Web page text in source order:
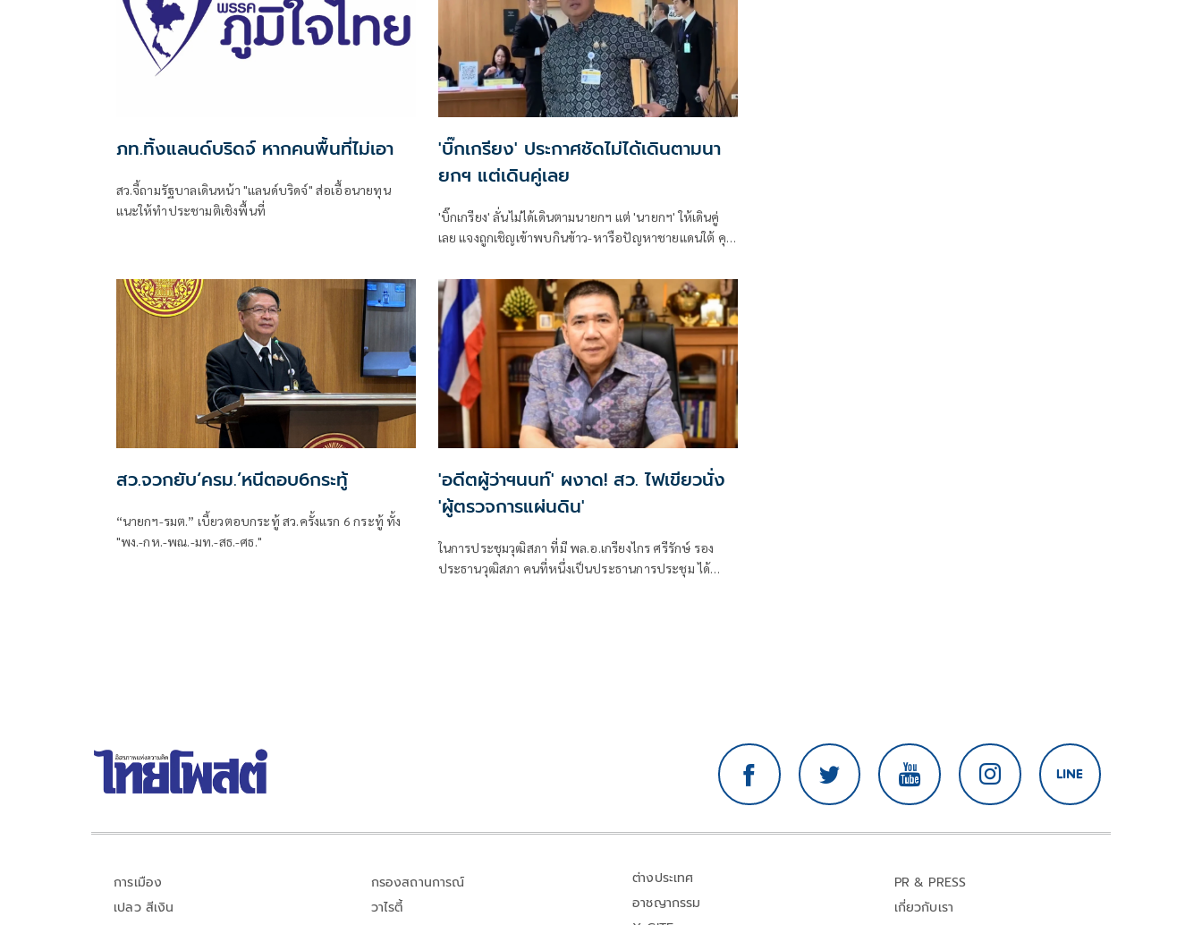
ภท.ทิ้งแลนด์บริดจ์ หากคนพื้นที่ไม่เอา
สว.จี้ถามรัฐบาลเดินหน้า "แลนด์บริดจ์" ส่อเอื้อนายทุน
แนะให้ทำประชามติเชิงพื้นที่
'บิ๊กเกรียง' ประกาศชัดไม่ได้เดินตามนา
ยกฯ แต่เดินคู่เลย
'บิ๊กเกรียง' ลั่นไม่ได้เดินตามนายกฯ แต่ 'นายกฯ' ให้เดินคู่
เลย แจงถูกเชิญเข้าพบกินข้าว-หารือปัญหาชายแดนใต้ คุย
เป็นคนแรก ไม่เห็นมีใครว่าอะไร
สว.จวกยับ‘ครม.’หนีตอบ6กระทู้
“นายกฯ-รมต.” เบี้ยวตอบกระทู้ สว.ครั้งแรก 6 กระทู้ ทั้ง
"พง.-กห.-พณ.-มท.-สธ.-ศธ."
'อดีตผู้ว่าฯนนท์' ผงาด! สว. ไฟเขียวนั่ง
'ผู้ตรวจการแผ่นดิน'
ในการประชุมวุฒิสภา ที่มี พล.อ.เกรียงไกร ศรีรักษ์ รอง
ประธานวุฒิสภา คนที่หนึ่งเป็นประธานการประชุม ได้
การเมือง
เปลว สีเงิน
กรองสถานการณ์
วาไรตี้
ต่างประเทศ
อาชญากรรม
PR & PRESS
เกี่ยวกับเรา